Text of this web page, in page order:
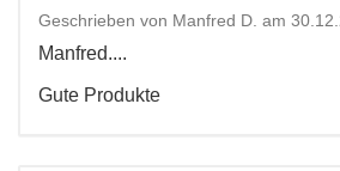
Geschrieben von Manfred D. am
Manfred....
Gute Produkte